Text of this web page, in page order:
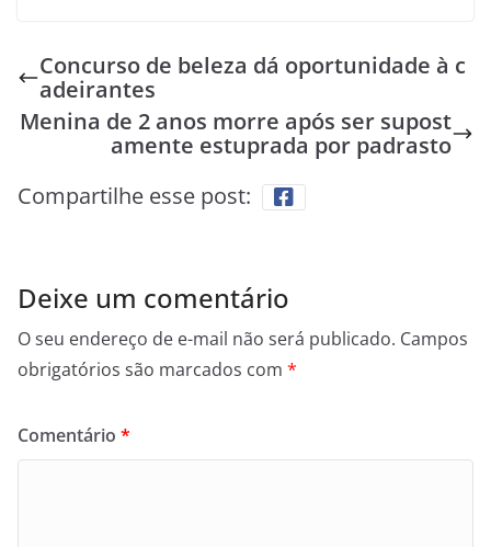
Concurso de beleza dá oportunidade à c
adeirantes
Menina de 2 anos morre após ser supost
amente estuprada por padrasto
Compartilhe esse post:
Deixe um comentário
O seu endereço de e-mail não será publicado. Campos
obrigatórios são marcados com *
Comentário *